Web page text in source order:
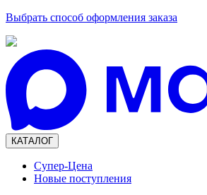
Выбрать способ оформления заказа
КАТАЛОГ
Супер-Цена
Новые поступления